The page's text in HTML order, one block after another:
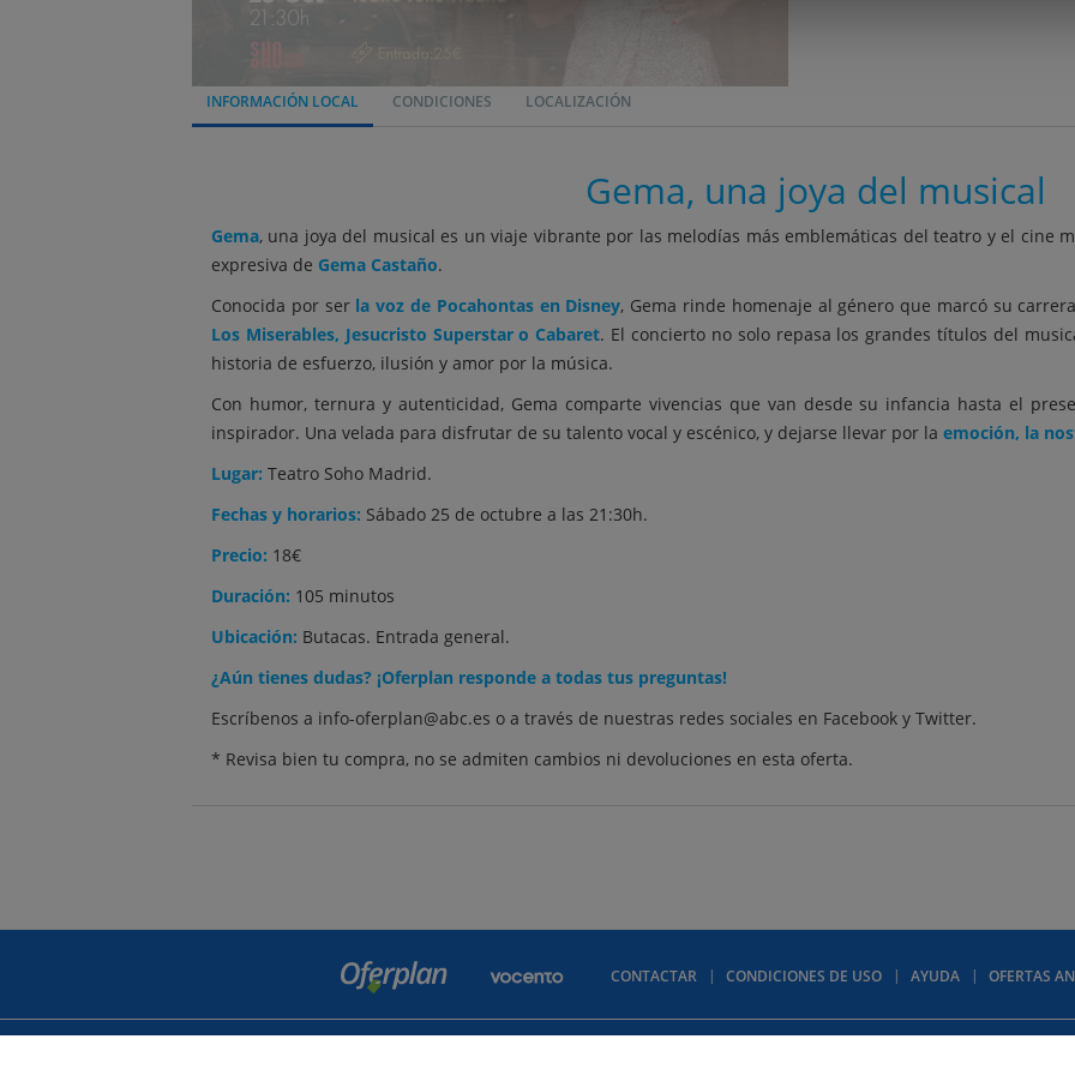
INFORMACIÓN LOCAL CONDICIONES LOCALIZACIÓN
Gema, una joya del musical
Gema, una joya del musical es un viaje vibrante por las melodías más emblemáticas del teatro y el cine
expresiva de Gema Castaño.
Conocida por ser la voz de Pocahontas en Disney, Gema rinde homenaje al género que marcó su
Los Miserables, Jesucristo Superstar o Cabaret. El concierto no solo repasa los grandes títulos del
historia de esfuerzo, ilusión y amor por la música.
Con humor, ternura y autenticidad, Gema comparte vivencias que van desde su infancia hasta el
inspirador. Una velada para disfrutar de su talento vocal y escénico, y dejarse llevar por la emoción, la
Lugar: Teatro Soho Madrid.
Fechas y horarios: Sábado 25 de octubre a las 21:30h.
Precio: 18€
Duración: 105 minutos
Ubicación: Butacas. Entrada general.
¿Aún tienes dudas? ¡Oferplan responde a todas tus preguntas!
Escríbenos a info-oferplan@abc.es o a través de nuestras redes sociales en Facebook y Twitter.
* Revisa bien tu compra, no se admiten cambios ni devoluciones en esta oferta.
CONTACTAR CONDICIONES DE USO AYUDA OFERTAS